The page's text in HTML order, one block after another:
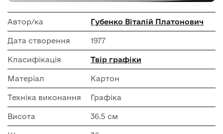
Автор/ка Губенко Віталій Платонович
Дата створення 1977
Класифікація Твір графіки
Матеріал Картон
Техніка виконання Графіка
Висота 36.5 см